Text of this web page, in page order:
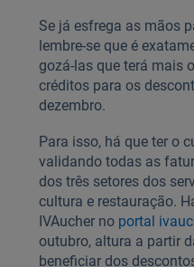
Se já esfrega as mãos
lembre-se que é
gozá-las que terá mais
créditos para os
dezembro.
Para isso, há que ter o
validando todas as
dos três setores dos
cultura e restauração.
IVAucher no portal
outubro, altura a partir
beneficiar dos